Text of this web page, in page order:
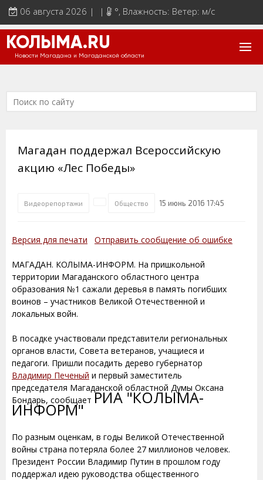
06 августа 2026 | | °, Влажность: Ветер: м/с
КОЛЫМА.RU
Новости Магадана и Магаданской области
Магадан поддержал Всероссийскую
акцию «Лес Победы»
Видеорепортажи Общество 15 июнь 2016 17:45
Версия для печати Отправить сообщение об ошибке
МАГАДАН. КОЛЫМА-ИНФОРМ. На пришкольной
территории Магаданского областного центра
образования №1 сажали деревья в память погибших
воинов – участников Великой Отечественной и
локальных войн.
В посадке участвовали представители региональных
органов власти, Совета ветеранов, учащиеся и
педагоги. Пришли посадить дерево губернатор
Владимир Печеный и первый заместитель
председателя Магаданской областной Думы Оксана
Бондарь, сообщает РИА "КОЛЫМА-
ИНФОРМ"
По разным оценкам, в годы Великой Отечественной
войны страна потеряла более 27 миллионов человек.
Президент России Владимир Путин в прошлом году
поддержал идею руководства общественного